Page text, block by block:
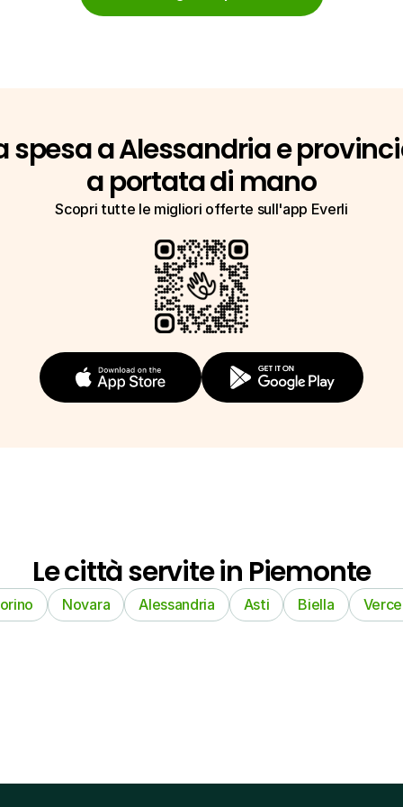
spesa a Alessandria e
a portata di mano
Scopri tutte le migliori offerte sull'app Everli
Le città servite in Piemonte
Novara Alessandria Asti Biella